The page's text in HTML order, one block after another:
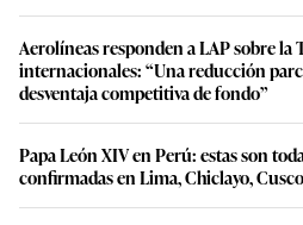
Aerolíneas responden a LAP sobre la
internacionales: “Una reducción
desventaja competitiva de fondo”
Papa León XIV en Perú: estas son
confirmadas en Lima, Chiclayo,